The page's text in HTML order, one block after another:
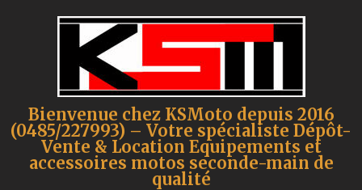
Bienvenue chez KSMoto depuis 2016
(0485/227993) – Votre spécialiste Dépôt-
Vente & Location Equipements et
accessoires motos seconde-main de
qualité